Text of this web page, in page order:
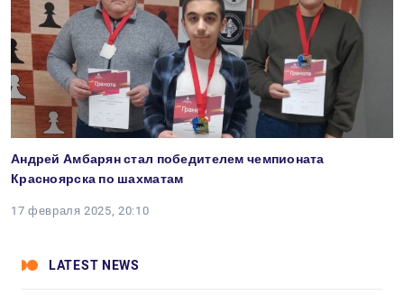
Андрей Амбарян стал победителем чемпионата
Красноярска по шахматам
17 февраля 2025, 20:10
LATEST NEWS